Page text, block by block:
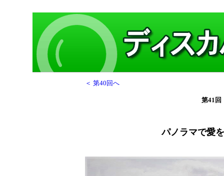
＜ 第40回へ
第41
パノラマで愛